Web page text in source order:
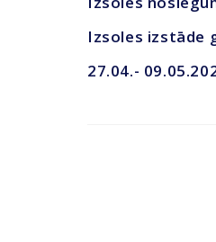
Izsoles izstāde
27.04.-